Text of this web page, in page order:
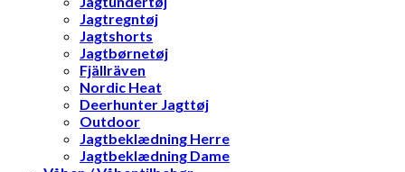
Jagtregntøj
Jagtshorts
Jagtbørnetøj
Fjällräven
Nordic Heat
Deerhunter Jagttøj
Outdoor
Jagtbeklædning Herre
Jagtbeklædning Dame